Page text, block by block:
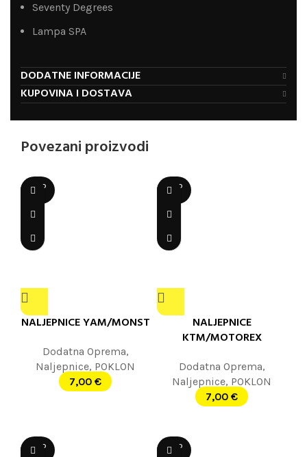
Seventy Degrees
Lampa SPA
DODATNE INFORMACIJE
KUPOVINA I DOSTAVA
Povezani proizvodi
SOLD
OUT
NALJEPNICE YAM/MONST
Dodatna Oprema,
Naljepnice, POKLON
7,00 €
SOLD
OUT
NALJEPNICE
KTM/MOTOREX
Dodatna Oprema,
Naljepnice, POKLON
7,00 €
SOLD
OUT
SOLD
OUT